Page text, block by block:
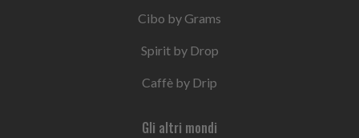
Cibo by Grams
Spirit by Drop
Caffè by Drip
Gli altri mondi